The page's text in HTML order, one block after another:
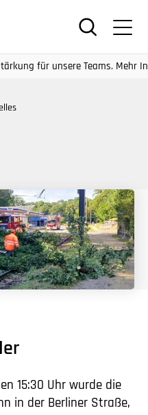
für unsere Teams. Mehr Infos
15:30 Uhr wurde die
in der Berliner Straße,